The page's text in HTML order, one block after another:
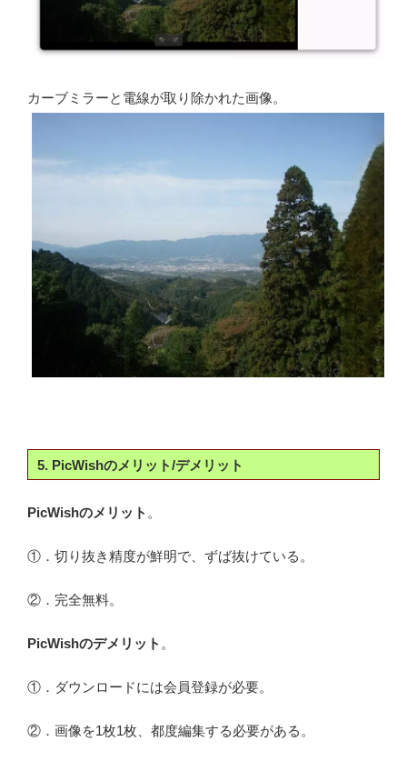
カーブミラーと電線が取り除かれた画像。
5. PicWishのメリット/デメリット
PicWishのメリット 。
①．切り抜き精度が鮮明で、ずば抜けている。
②．完全無料。
PicWishのデメリット 。
①．ダウンロードには会員登録が必要。
②．画像を1枚1枚、都度編集する必要がある。